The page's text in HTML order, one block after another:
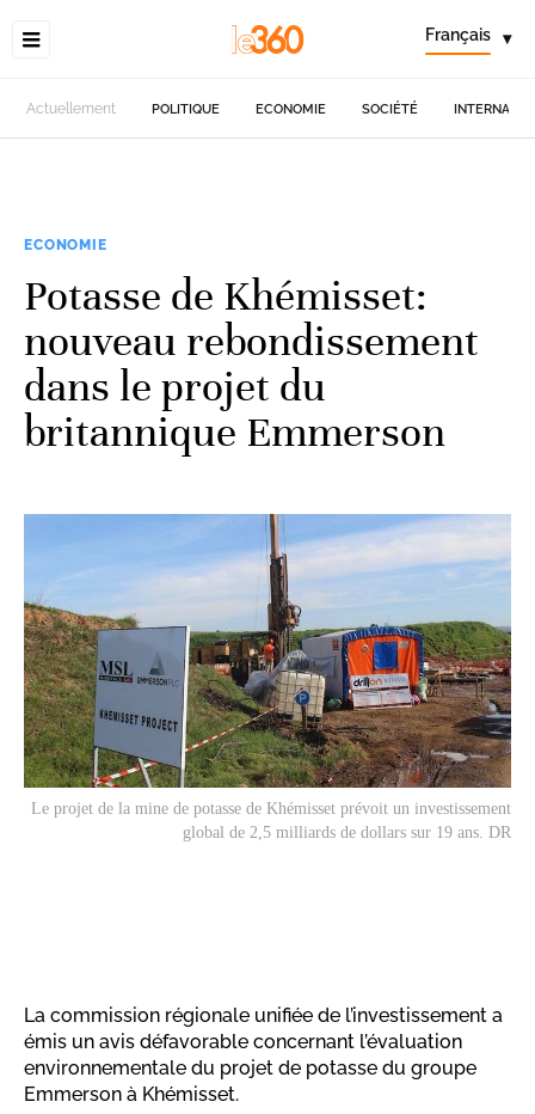
Français ▾
Actuellement POLITIQUE ECONOMIE SOCIÉTÉ
ECONOMIE
Potasse de Khémisset:
nouveau rebondissement
dans le projet du
britannique Emmerson
Le projet de la mine de potasse de Khémisset prévoit un investissement
global de 2,5 milliards de dollars sur 19 ans. DR
La commission régionale unifiée de l’investissement a
émis un avis défavorable concernant l’évaluation
environnementale du projet de potasse du groupe
Emmerson à Khémisset.